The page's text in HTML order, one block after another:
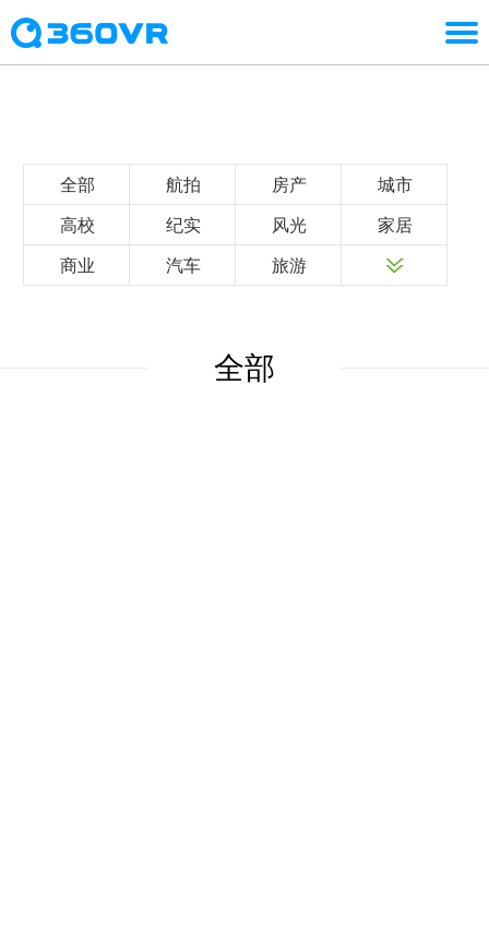
全部 航拍 房产 城市
高校 纪实 风光 家居
商业 汽车 旅游
全部